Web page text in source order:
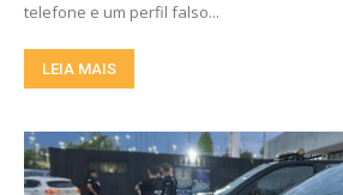
telefone e um perfil falso...
LEIA MAIS